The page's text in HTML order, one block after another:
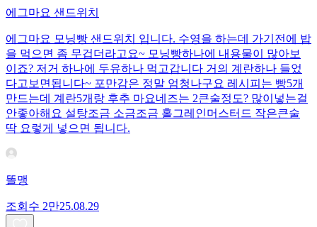
에그마요 샌드위치
에그마요 모닝빵 샌드위치 입니다. 수영을 하는데 가기전에 밥
을 먹으면 좀 무겁더라고요~ 모닝빵하나에 내용물이 많아보
이죠? 저거 하나에 두유하나 먹고갑니다 거의 계란하나 들었
다고보면됩니다~ 포만감은 정말 엄청나구요 레시피는 빵5개
만드는데 계란5개랑 후추 마요네즈는 2큰술정도? 많이넣는걸
안좋아해요 설탕조금 소금조금 홀그레인머스터드 작은큰술
딱 요렇게 넣으면 됩니다.
똘맹
조회수 2만25.08.29